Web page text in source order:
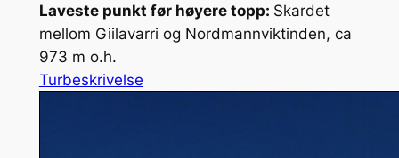
Laveste punkt før høyere topp: Skardet
mellom Giilavarri og Nordmannviktinden, ca
973 m o.h.
Turbeskrivelse